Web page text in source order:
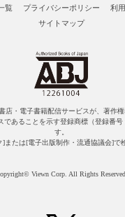
覧 プライバシーポリシー 利
サイトマップ
店・電子書籍配信サービスが、著作
であることを示す登録商標（登録番
す。
または[電子出版制作・流通協議会]で
Viewn Corp. All Rights Reserved.